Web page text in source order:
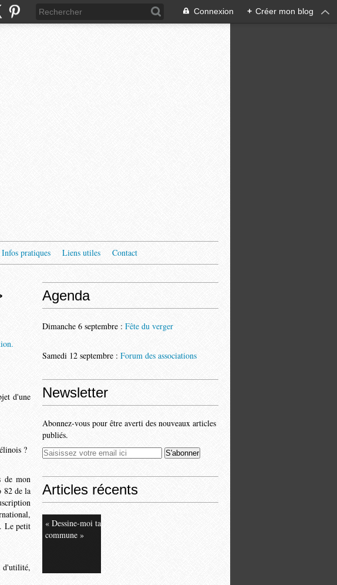
Connexion + Créer mon blog
Infos pratiques Liens utiles Contact
d'une
?
de mon
82 de la
Le petit
d'utilité,
Agenda
Dimanche 6 septembre : Fête du verger
Samedi 12 septembre : Forum des associations
Newsletter
Abonnez-vous pour être averti des nouveaux articles
publiés.
Articles récents
« Dessine-moi ta
commune »